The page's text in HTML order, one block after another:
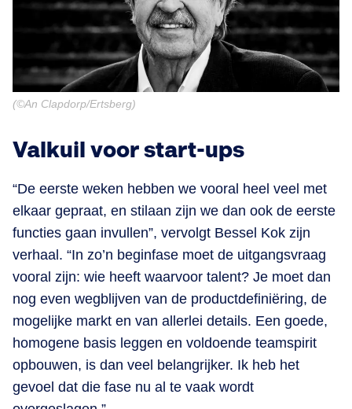
(©An Clapdorp/Ertsberg)
Valkuil voor start-ups
“De eerste weken hebben we vooral heel veel met
elkaar gepraat, en stilaan zijn we dan ook de eerste
functies gaan invullen”, vervolgt Bessel Kok zijn
verhaal. “In zo’n beginfase moet de uitgangsvraag
vooral zijn: wie heeft waarvoor talent? Je moet dan
nog even wegblijven van de productdefiniëring, de
mogelijke markt en van allerlei details. Een goede,
homogene basis leggen en voldoende teamspirit
opbouwen, is dan veel belangrijker. Ik heb het
gevoel dat die fase nu al te vaak wordt